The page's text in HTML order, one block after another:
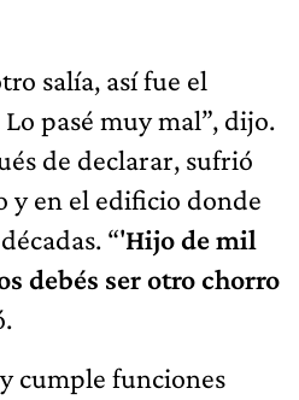
salía, así fue el
pasé muy mal”, dijo.
de declarar, sufrió
y en el edificio donde
“'Hijo de mil
debés ser otro chorro
cumple funciones